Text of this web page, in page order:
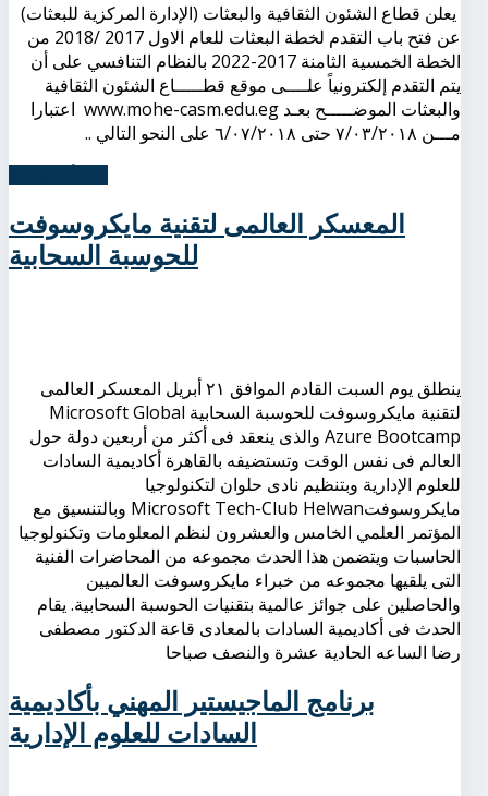
يعلن قطاع الشئون الثقافية والبعثات (الإدارة المركزية للبعثات)
عن فتح باب التقدم لخطة البعثات للعام الاول 2017 /2018 من
الخطة الخمسية الثامنة 2017-2022 بالنظام التنافسي على أن
يتم التقدم إلكترونياً علــــى موقع قطـــــاع الشئون الثقافية
والبعثات الموضـــــح بعـد www.mohe-casm.edu.eg اعتبارا
مـــن ٧/٠٣/٢٠١٨ حتى ٦/٠٧/٢٠١٨ على النحو التالي ..
المعسكر العالمى لتقنية مايكروسوفت
للحوسبة السحابية
ينطلق يوم السبت القادم الموافق ٢١ أبريل المعسكر العالمى
لتقنية مايكروسوفت للحوسبة السحابية Microsoft Global
Azure Bootcamp والذى ينعقد فى أكثر من أربعين دولة حول
العالم فى نفس الوقت وتستضيفه بالقاهرة أكاديمية السادات
للعلوم الإدارية وبتنظيم نادى حلوان لتكنولوجيا
مايكروسوفتMicrosoft Tech-Club Helwan وبالتنسيق مع
المؤتمر العلمي الخامس والعشرون لنظم المعلومات وتكنولوجيا
الحاسبات ويتضمن هذا الحدث مجموعه من المحاضرات الفنية
التى يلقيها مجموعه من خبراء مايكروسوفت العالميين
والحاصلين على جوائز عالمية بتقنيات الحوسبة السحابية. يقام
الحدث فى أكاديمية السادات بالمعادى قاعة الدكتور مصطفى
رضا الساعه الحادية عشرة والنصف صباحا
برنامج الماجيستير المهني بأكاديمية
السادات للعلوم الإدارية